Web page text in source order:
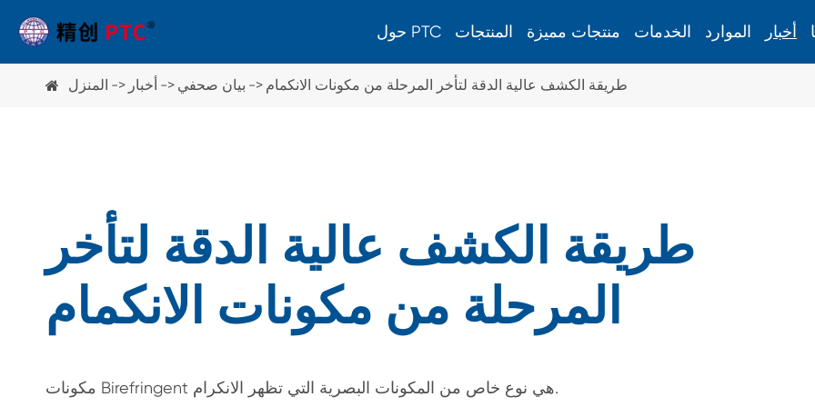
حول PTC المنتجات
معدات أخرى
مقياس سماكة الزجاج
معدات الطاقة الجديدة
آلة ذوبان الساخنة بشبكة طباعة الشاشة
منتجات مميزة الخدمات الموارد أخبار
المنزل أخبار بيان صحفي طريقة الكشف عالية الدقة لتأخر المرحلة من مكونات الانكمام
طريقة الكشف عالية الدقة لتأخر
المرحلة من مكونات الانكمام
مكونات Birefringent هي نوع خاص من المكونات البصرية التي تظهر الانكرام.